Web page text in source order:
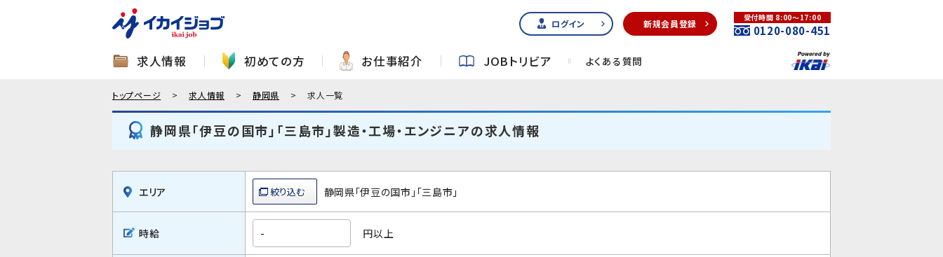
ログイン 新規会員登録
受付時間 8:00～17:00
0120-080-451
求人情報 初めての方 お仕事紹介 JOBトリビア よくある質問
トップページ 求人情報 静岡県 求人一覧
静岡県「伊豆の国市」「三島市」製造・工場・エンジニアの求人情報
エリア 静岡県「伊豆の国市」「三島市」
時給 円以上